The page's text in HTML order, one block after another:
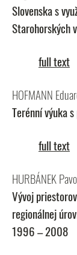
Slovenska s
Starohorských
full text
HOFMANN
Terénní výuka
full text
HURBÁNEK
Vývoj
regionálnej
1996 – 2008